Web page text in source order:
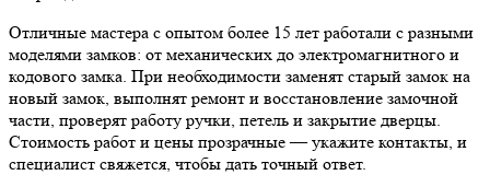
Отличные мастера с опытом более 15 лет работали с разными
моделями замков: от механических до электромагнитного и
кодового замка. При необходимости заменят старый замок на
новый замок, выполнят ремонт и восстановление замочной
части, проверят работу ручки, петель и закрытие дверцы.
Стоимость работ и цены прозрачные — укажите контакты, и
специалист свяжется, чтобы дать точный ответ.